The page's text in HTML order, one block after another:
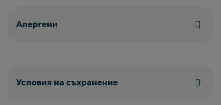
Алергени
Условия на съхранение